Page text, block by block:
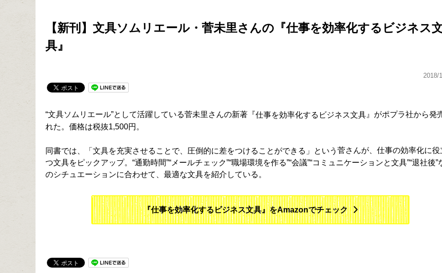
【新刊】文具ソムリエール・菅未里さんの『仕事を効率化するビジネス
具』
2018/
“文具ソムリエール”として活躍している菅未里さんの新著『仕事を効率化するビジネス文具 』がポプラ社から発
れた。価格は税抜1,500円。
同書では、「文具を充実させることで、圧倒的に差をつけることができる」という 菅さんが、仕事の効率化に役
つ文具をピックアップ。“通勤時間”“メールチェック”“職場環境を作る”“会議”“コミュニケーションと文具”“退社後”
のシチュエーションに合わせて、最適な文具を紹介している。
『仕事を効率化するビジネス文具』をAmazonでチェック